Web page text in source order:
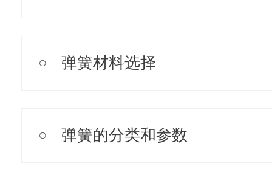
弹簧材料选择
弹簧的分类和参数